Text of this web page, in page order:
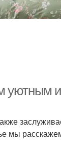
уютным
мы